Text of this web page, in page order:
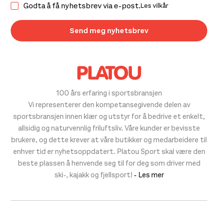
100 års erfaring i sportsbransjen
Vi representerer den kompetansegivende delen av
sportsbransjen innen klær og utstyr for å bedrive et enkelt,
allsidig og naturvennlig friluftsliv. Våre kunder er bevisste
brukere, og dette krever at våre butikker og medarbeidere til
enhver tid er nyhetsoppdatert. Platou Sport skal være den
beste plassen å henvende seg til for deg som driver med
ski-, kajakk og fjellsport! - Les mer
Godta å få nyhetsbrev via e-post.Les vilkår